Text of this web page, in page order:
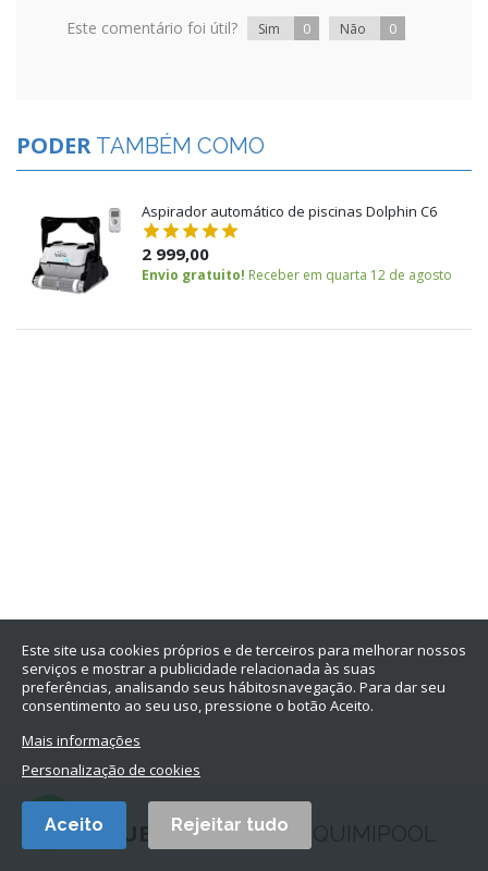
Este comentário foi útil?
Sim 0 Não 0
PODER TAMBÉM COMO
Aspirador automático de piscinas Dolphin C6
2 999,00
Envio gratuito! Receber em quarta 12 de agosto
POR QUE COMPRAR NA
Este site usa cookies próprios e de terceiros para melhorar nossos
serviços e mostrar a publicidade relacionada às suas
preferências, analisando seus hábitosnavegação. Para dar seu
consentimento ao seu uso, pressione o botão Aceito.
Mais informações
Personalização de cookies
Rejeitar tudo
Aceito